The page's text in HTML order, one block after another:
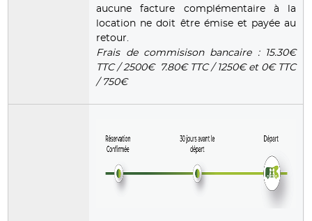
aucune facture complémentaire à la
location ne doit être émise et payée au
retour.
Frais de commisison bancaire : 15.30€
TTC / 2500€ 7.80€ TTC / 1250€ et 0€ TTC
/ 750€